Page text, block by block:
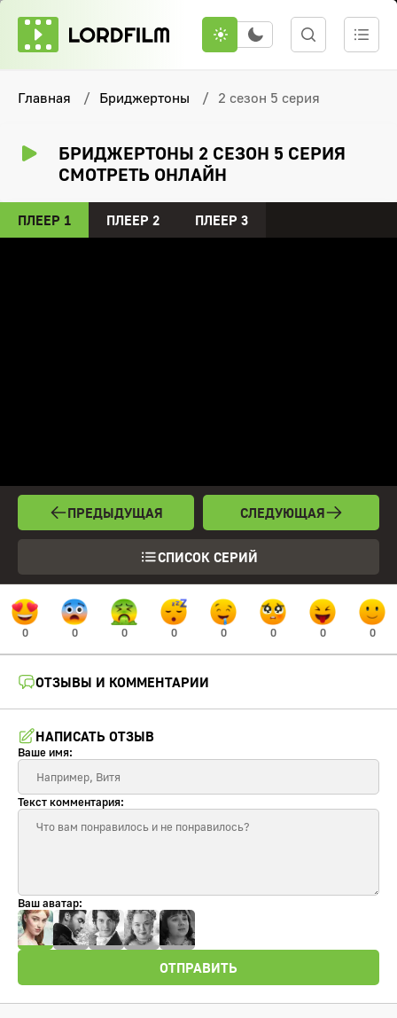
Главная Бриджертоны 2 сезон 5 серия
БРИДЖЕРТОНЫ 2 СЕЗОН 5 СЕРИЯ
СМОТРЕТЬ ОНЛАЙН
ПЛЕЕР 1 ПЛЕЕР 2 ПЛЕЕР 3
ПРЕДЫДУЩАЯ
СПИСОК СЕРИЙ
СЛЕДУЮЩАЯ
0 0 0 0 0 0 0 0
ОТЗЫВЫ И КОММЕНТАРИИ
НАПИСАТЬ ОТЗЫВ
Ваше имя:
Текст комментария:
Ваш аватар:
ОТПРАВИТЬ